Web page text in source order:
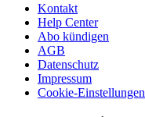
Kontakt
Help Center
Abo kündigen
AGB
Datenschutz
Impressum
Cookie-Einstellungen